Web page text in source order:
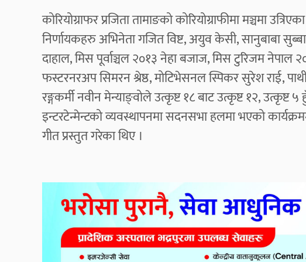
कोरियोग्राफर प्रजिता तामाङको कोरियोग्राफीमा मञ्चमा
निर्णायकहरु अभिनेता गजित विष्ट, अयुव केसी, सानुबाबा
दाहाल, मिस पूर्वाञ्चल २०१३ नेहा बजाज, मिस टुरिजम नेपाल
फस्टरनरअप सिमरन श्रेष्ठ, मोटिभेसनल स्पिकर सुरेश राई,
रङ्गकर्मी नवीन मेन्याङ्वोले उत्कृष्ट १८ बाट उत्कृष्ट १२, उत्कृष्ट
इन्टरटेन्मेन्टको व्यवस्थापनमा सदनसभा हलमा भएको
गीत प्रस्तुत गरेका थिए ।